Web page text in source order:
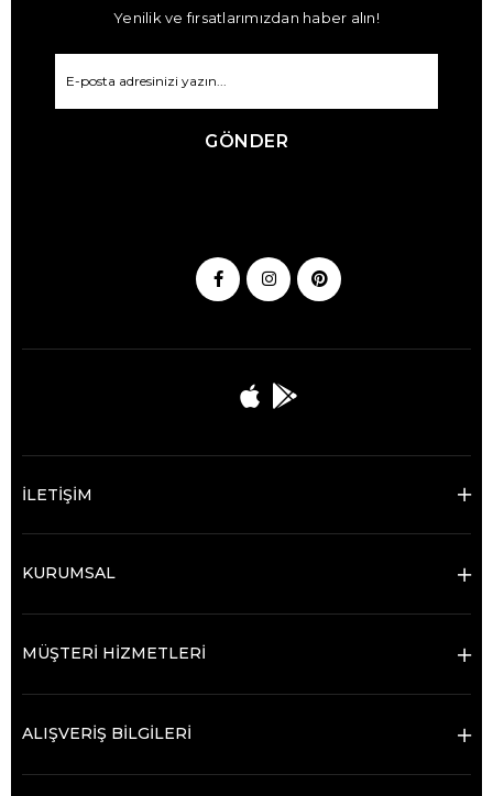
Yenilik ve fırsatlarımızdan haber alın!
GÖNDER
İLETİŞİM
KURUMSAL
MÜŞTERİ HİZMETLERİ
ALIŞVERİŞ BİLGİLERİ